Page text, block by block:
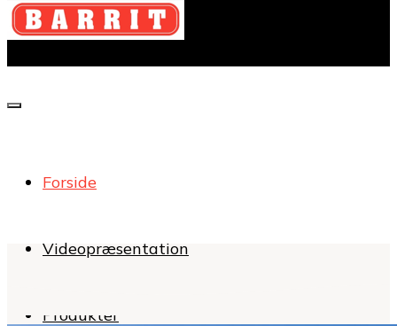
Barrit
Forside
Videopræsentation
Produkter